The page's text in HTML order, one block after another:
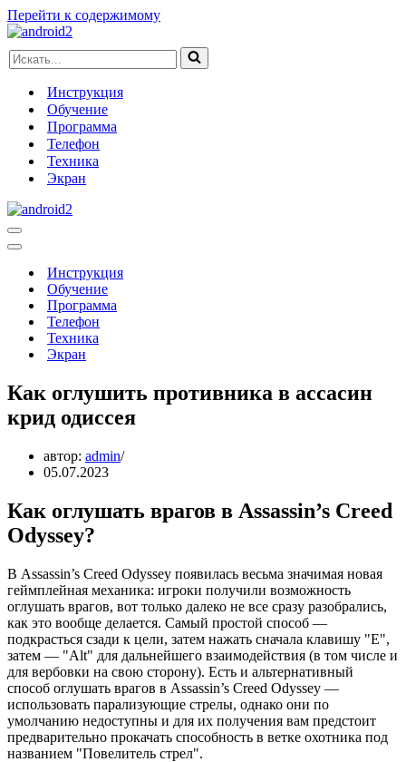
Перейти к содержимому
Искать...
Инструкция
Обучение
Программа
Телефон
Техника
Экран
Меню
навигации
Меню
навигацииИнструкция
Обучение
Программа
Телефон
Техника
Экран
Как оглушить противника в ассасин
крид одиссея
автор: admin
05.07.2023
Как оглушать врагов в Assassin’s Creed
Odyssey?
В Assassin’s Creed Odyssey появилась весьма значимая новая
геймплейная механика: игроки получили возможность
оглушать врагов, вот только далеко не все сразу разобрались,
как это вообще делается. Самый простой способ —
подкрасться сзади к цели, затем нажать сначала клавишу "Е",
затем — "Alt" для дальнейшего взаимодействия (в том числе и
для вербовки на свою сторону). Есть и альтернативный
способ оглушать врагов в Assassin’s Creed Odyssey —
использовать парализующие стрелы, однако они по
умолчанию недоступны и для их получения вам предстоит
предварительно прокачать способность в ветке охотника под
названием "Повелитель стрел".